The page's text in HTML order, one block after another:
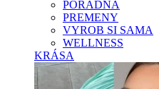
PORADŇA
PREMENY
VYROB SI SAMA
WELLNESS
KRÁSA